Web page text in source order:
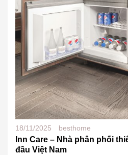
18/11/2025 besthome
Inn Care – Nhà phân phối
đầu Việt Nam